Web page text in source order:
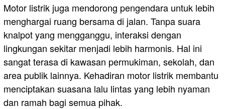
Motor listrik juga mendorong pengendara untuk lebih
menghargai ruang bersama di jalan. Tanpa suara
knalpot yang mengganggu, interaksi dengan
lingkungan sekitar menjadi lebih harmonis. Hal ini
sangat terasa di kawasan permukiman, sekolah, dan
area publik lainnya. Kehadiran motor listrik membantu
menciptakan suasana lalu lintas yang lebih nyaman
dan ramah bagi semua pihak.